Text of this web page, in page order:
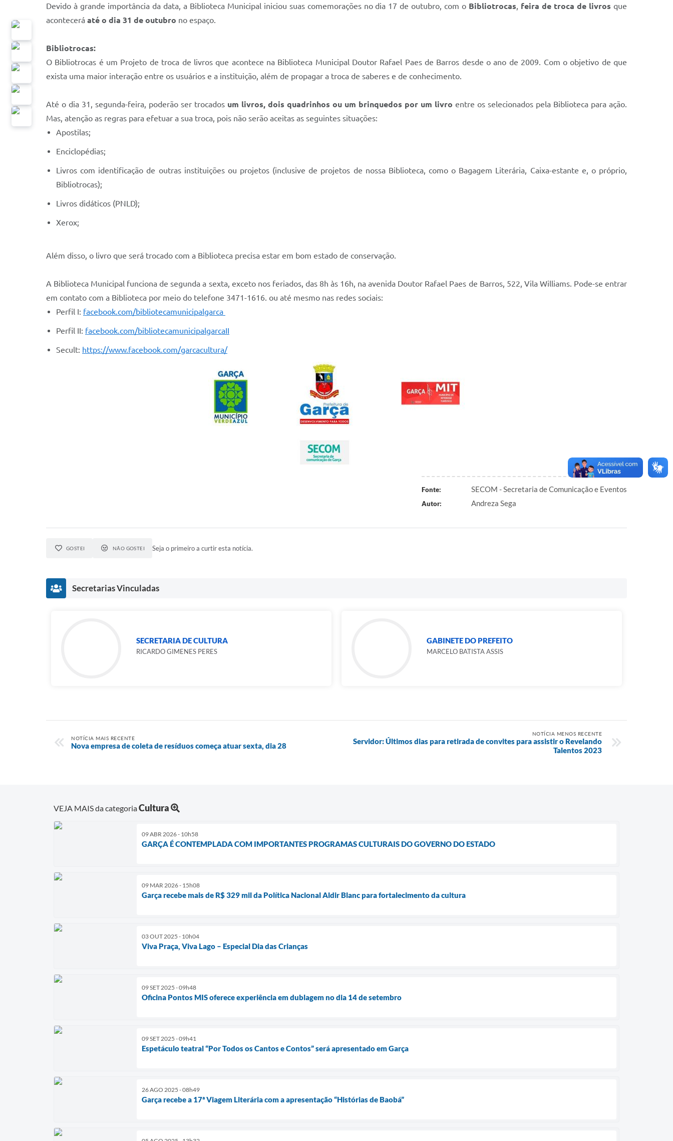
Devido à grande importância da data, a Biblioteca Municipal iniciou suas comemorações no dia 17 de outubro, com o Bibliotrocas, feira de troca de livros que
acontecerá até o dia 31 de outubro no espaço.
Bibliotrocas:
O Bibliotrocas é um Projeto de troca de livros que acontece na Biblioteca Municipal Doutor Rafael Paes de Barros desde o ano de 2009. Com o objetivo de que
exista uma maior interação entre os usuários e a instituição, além de propagar a troca de saberes e de conhecimento.
Até o dia 31, segunda-feira, poderão ser trocados um livros, dois quadrinhos ou um brinquedos por um livro entre os selecionados pela Biblioteca para ação.
Mas, atenção as regras para efetuar a sua troca, pois não serão aceitas as seguintes situações:
Apostilas;
Enciclopédias;
Livros com identificação de outras instituições ou projetos (inclusive de projetos de nossa Biblioteca, como o Bagagem Literária, Caixa-estante e, o próprio,
Bibliotrocas);
Livros didáticos (PNLD);
Xerox;
Além disso, o livro que será trocado com a Biblioteca precisa estar em bom estado de conservação.
A Biblioteca Municipal funciona de segunda a sexta, exceto nos feriados, das 8h às 16h, na avenida Doutor Rafael Paes de Barros, 522, Vila Williams. Pode-se entrar
em contato com a Biblioteca por meio do telefone 3471-1616. ou até mesmo nas redes sociais:
Perfil I: facebook.com/bibliotecamunicipalgarca
Perfil II: facebook.com/bibliotecamunicipalgarcaII
Secult: https://www.facebook.com/garcacultura/
Fonte: SECOM - Secretaria de Comunicação e Eventos
Autor: Andreza Sega
GOSTEI NÃO GOSTEI Seja o primeiro a curtir esta notícia.
Secretarias Vinculadas
SECRETARIA DE CULTURA
RICARDO GIMENES PERES
GABINETE DO PREFEITO
MARCELO BATISTA ASSIS
NOTÍCIA MAIS RECENTE
Nova empresa de coleta de resíduos começa atuar sexta, dia 28
NOTÍCIA MENOS RECENTE
Servidor: Últimos dias para retirada de convites para assistir o Revelando
Talentos 2023
VEJA MAIS da categoriaCultura
09 ABR 2026 - 10h58
GARÇA É CONTEMPLADA COM IMPORTANTES PROGRAMAS CULTURAIS DO GOVERNO DO ESTADO
09 MAR 2026 - 15h08
Garça recebe mais de R$ 329 mil da Política Nacional Aldir Blanc para fortalecimento da cultura
03 OUT 2025 - 10h04
Viva Praça, Viva Lago – Especial Dia das Crianças
09 SET 2025 - 09h48
Oficina Pontos MIS oferece experiência em dublagem no dia 14 de setembro
09 SET 2025 - 09h41
Espetáculo teatral “Por Todos os Cantos e Contos” será apresentado em Garça
26 AGO 2025 - 08h49
Garça recebe a 17ª Viagem Literária com a apresentação “Histórias de Baobá”